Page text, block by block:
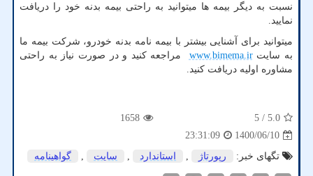
نسبت به دیگر بیمه ها میتوانید به راحتی بیمه بدنه خود را دریافت
نمایید.
میتوانید برای آشنایی بیشتر با بیمه نامه بدنه خودرو، شرکت بیمه ما
به سایتwww.bimema.ir مراجعه کنید و در صورت نیاز به راحتی
مشاوره اولیه دریافت کنید.
5.0
/ 5
1658
1400/06/10
23:31:09
تگهای خبر:
رپورتاژ , استاندارد , سایت , گواهینامه